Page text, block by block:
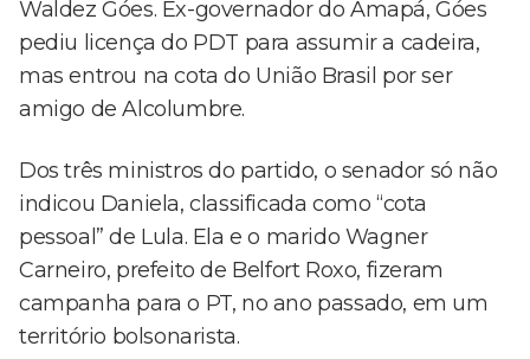
Waldez Góes. Ex-governador do Amapá, Góes
pediu licença do PDT para assumir a cadeira,
mas entrou na cota do União Brasil por ser
amigo de Alcolumbre.
Dos três ministros do partido, o senador só não
indicou Daniela, classificada como “cota
pessoal” de Lula. Ela e o marido Wagner
Carneiro, prefeito de Belfort Roxo, fizeram
campanha para o PT, no ano passado, em um
território bolsonarista.